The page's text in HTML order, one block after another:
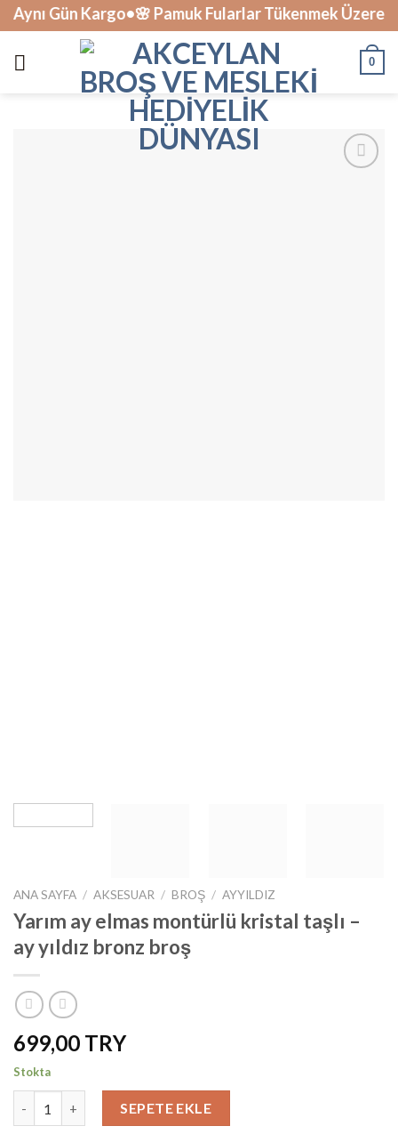
Skip
to
content
Gün Kargo•🌸 Pamuk Fularlar Tükenmek Üzere •
0
ANA SAYFA / AKSESUAR / BROŞ / AYYILDIZ
Yarım ay elmas montürlü kristal taşlı –
ay yıldız bronz broş
699,00
Stokta
SEPETE EKLE